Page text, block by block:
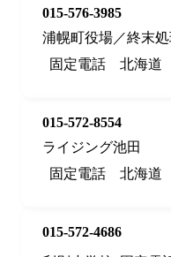
015-576-3985
浦幌町役場／終末
固定電話
北海道
015-572-8554
ライジング池田
固定電話
北海道
015-572-4686